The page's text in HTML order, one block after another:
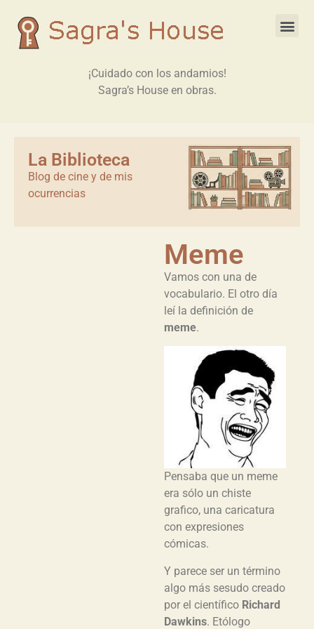
¡Cuidado con los andamios!
Sagra’s House en obras.
La Biblioteca
Blog de cine y de mis
ocurrencias
Meme
Vamos con una de
vocabulario. El otro día
leí la definición de
meme.
Pensaba que un meme
era sólo un chiste
grafico, una caricatura
con expresiones
cómicas.
Y parece ser un término
algo más sesudo creado
por el científico Richard
Dawkins. Etólogo